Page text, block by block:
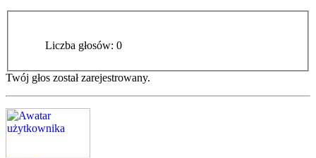
Liczba głosów: 0
Twój głos został zarejestrowany.